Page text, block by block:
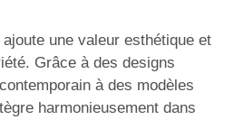
une valeur esthétique et
Grâce à des designs
à des modèles
harmonieusement dans